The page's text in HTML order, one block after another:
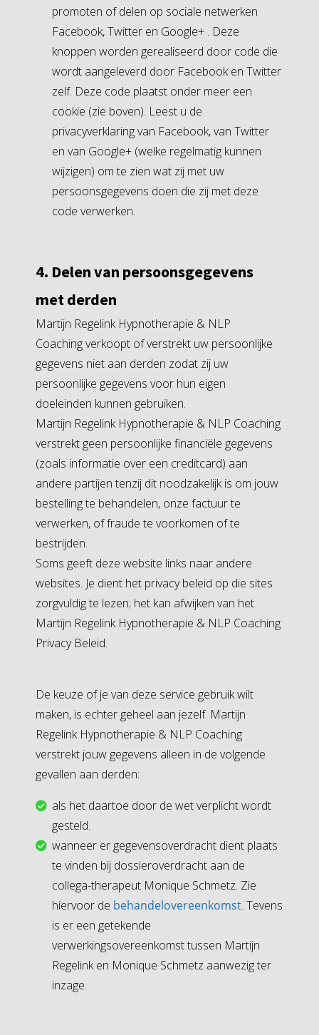
promoten of delen op sociale netwerken
Facebook, Twitter en Google+ . Deze
knoppen worden gerealiseerd door code die
wordt aangeleverd door Facebook en Twitter
zelf. Deze code plaatst onder meer een
cookie (zie boven). Leest u de
privacyverklaring van Facebook, van Twitter
en van Google+ (welke regelmatig kunnen
wijzigen) om te zien wat zij met uw
persoonsgegevens doen die zij met deze
code verwerken.
4. Delen van persoonsgegevens
met derden
Martijn Regelink Hypnotherapie & NLP
Coaching verkoopt of verstrekt uw persoonlijke
gegevens niet aan derden zodat zij uw
persoonlijke gegevens voor hun eigen
doeleinden kunnen gebruiken.
Martijn Regelink Hypnotherapie & NLP Coaching
verstrekt geen persoonlijke financiële gegevens
(zoals informatie over een creditcard) aan
andere partijen tenzij dit noodzakelijk is om jouw
bestelling te behandelen, onze factuur te
verwerken, of fraude te voorkomen of te
bestrijden.
Soms geeft deze website links naar andere
websites. Je dient het privacy beleid op die sites
zorgvuldig te lezen; het kan afwijken van het
Martijn Regelink Hypnotherapie & NLP Coaching
Privacy Beleid.
De keuze of je van deze service gebruik wilt
maken, is echter geheel aan jezelf. Martijn
Regelink Hypnotherapie & NLP Coaching
verstrekt jouw gegevens alleen in de volgende
gevallen aan derden:
als het daartoe door de wet verplicht wordt
gesteld.
wanneer er gegevensoverdracht dient plaats
te vinden bij dossieroverdracht aan de
collega-therapeut Monique Schmetz. Zie
hiervoor de behandelovereenkomst. Tevens
is er een getekende
verwerkingsovereenkomst tussen Martijn
Regelink en Monique Schmetz aanwezig ter
inzage.